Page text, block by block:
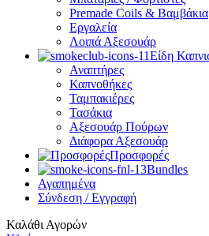
Premade Coils & Βαμβάκια
Εργαλεία
Λοιπά Αξεσουάρ
Είδη
Αναπτήρες
Καπνοθήκες
Ταμπακιέρες
Τασάκια
Αξεσουάρ Πούρων
Διάφορα Αξεσουάρ
Προσφορές
Bundles
Αγαπημένα
Σύνδεση / Εγγραφή
Καλάθι Αγορών